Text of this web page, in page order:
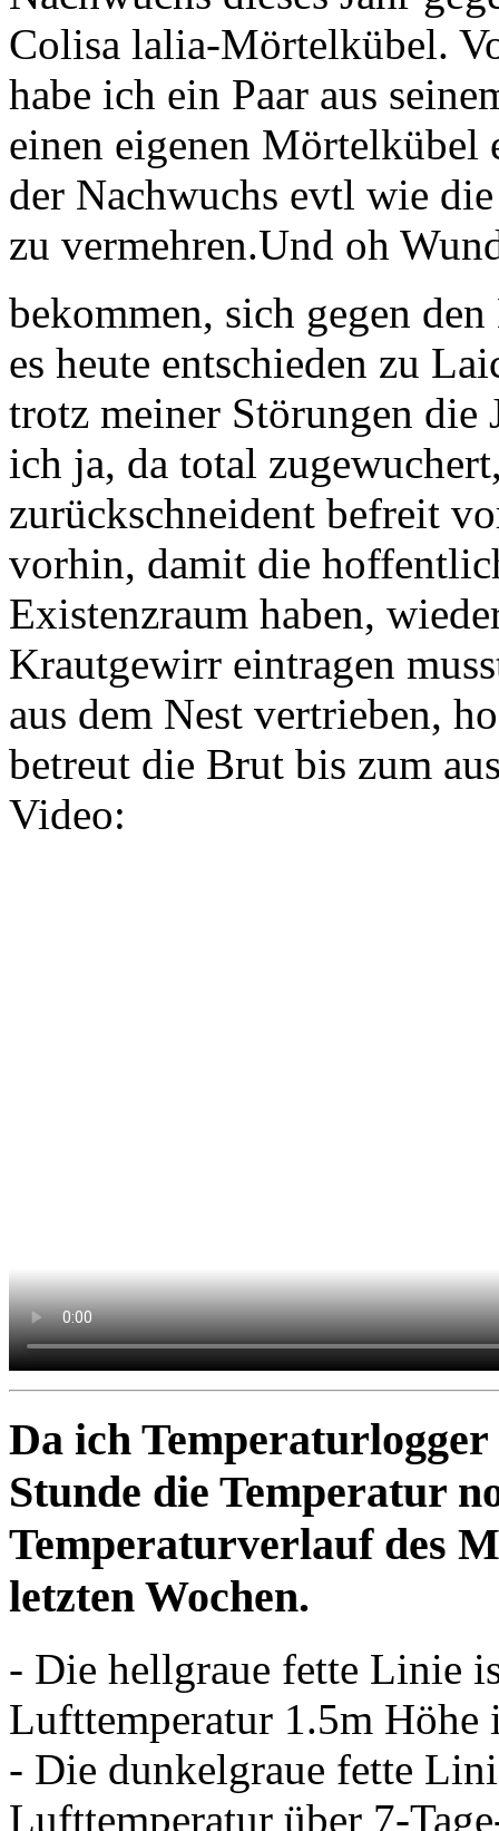
Colisa lalia-Mörtelkübel.
habe ich ein Paar aus
einen eigenen Mörtelkübel
der Nachwuchs evtl wie
zu vermehren. ​Und oh
bekommen, sich gegen
es heute entschieden zu
trotz meiner Störungen die
ich ja, da total
zurückschneident befreit
vorhin, damit die
Existenzraum haben,
Krautgewirr eintragen
aus dem Nest vertrieben,
betreut die Brut bis zum
Video:
Da ich
Stunde die Temperatur
Temperaturverlauf des
letzten Wochen.
- Die hellgraue fette Linie
Lufttemperatur 1.5m Höhe
- Die dunkelgraue fette
Lufttemperatur über 7-